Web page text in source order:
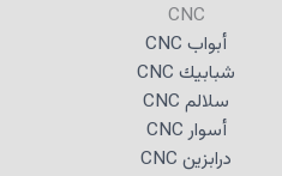
CNC
أبواب CNC
شبابيك CNC
سلالم CNC
أسوار CNC
درابزين CNC